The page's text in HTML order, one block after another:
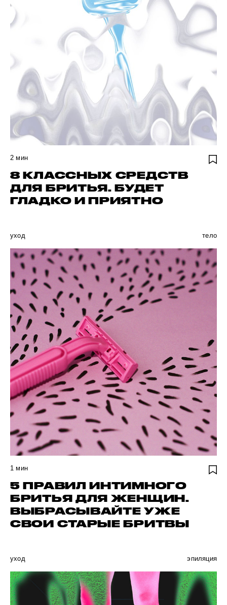
2 мин
8 КЛАССНЫХ СРЕДСТВ
ДЛЯ БРИТЬЯ. БУДЕТ
ГЛАДКО И ПРИЯТНО
уход тело
1 мин
5 ПРАВИЛ ИНТИМНОГО
БРИТЬЯ ДЛЯ ЖЕНЩИН.
ВЫБРАСЫВАЙТЕ УЖЕ
СВОИ СТАРЫЕ БРИТВЫ
уход эпиляция